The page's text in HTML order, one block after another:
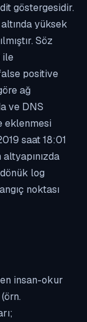
göstergesidir.
yüksek
Söz
ile
positive
ağ
ve DNS
eklenmesi
saat 18:01
altyapınızda
log
noktası
insan-okur